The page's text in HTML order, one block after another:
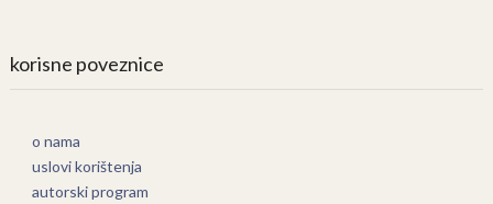
korisne poveznice
o nama
uslovi korištenja
autorski program